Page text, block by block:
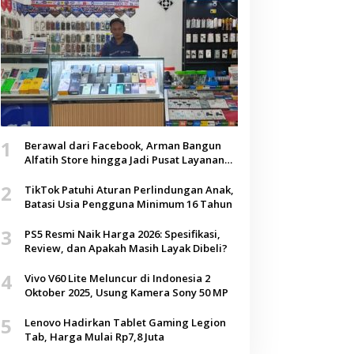
1
Berawal dari Facebook, Arman Bangun
Alfatih Store hingga Jadi Pusat Layanan
2
TikTok Patuhi Aturan Perlindungan Anak,
Batasi Usia Pengguna Minimum 16 Tahun
3
PS5 Resmi Naik Harga 2026: Spesifikasi,
Review, dan Apakah Masih Layak Dibeli?
4
Vivo V60 Lite Meluncur di Indonesia 2
Oktober 2025, Usung Kamera Sony 50 MP
5
Lenovo Hadirkan Tablet Gaming Legion
Tab, Harga Mulai Rp7,8 Juta